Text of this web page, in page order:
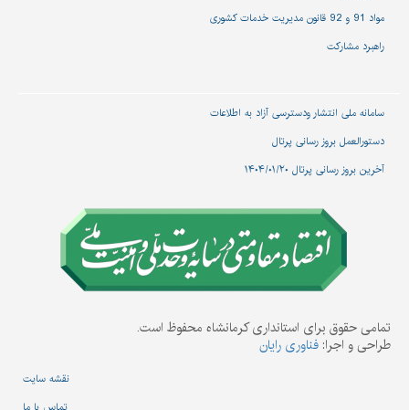
مواد 91 و 92 قانون مدیریت خدمات کشوری
راهبرد مشارکت
سامانه ملی انتشار و‌دسترسی آزاد به اطلاعات
دستورالعمل بروز رسانی پرتال
آخرین بروز رسانی پرتال ۱۴۰۴/۰۱/۲۰
تمامی حقوق برای استانداری کرمانشاه محفوظ است.
طراحی و اجرا: فناوری رایان
نقشه سایت